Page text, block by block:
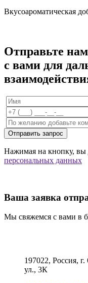
Вкусоароматическая
Отправьте
с вами для
Отправить запрос
Нажимая на кнопку, вы
персональных данных
Ваша заявка
Мы свяжемся с вами в
197022, Россия,
ул., 3К